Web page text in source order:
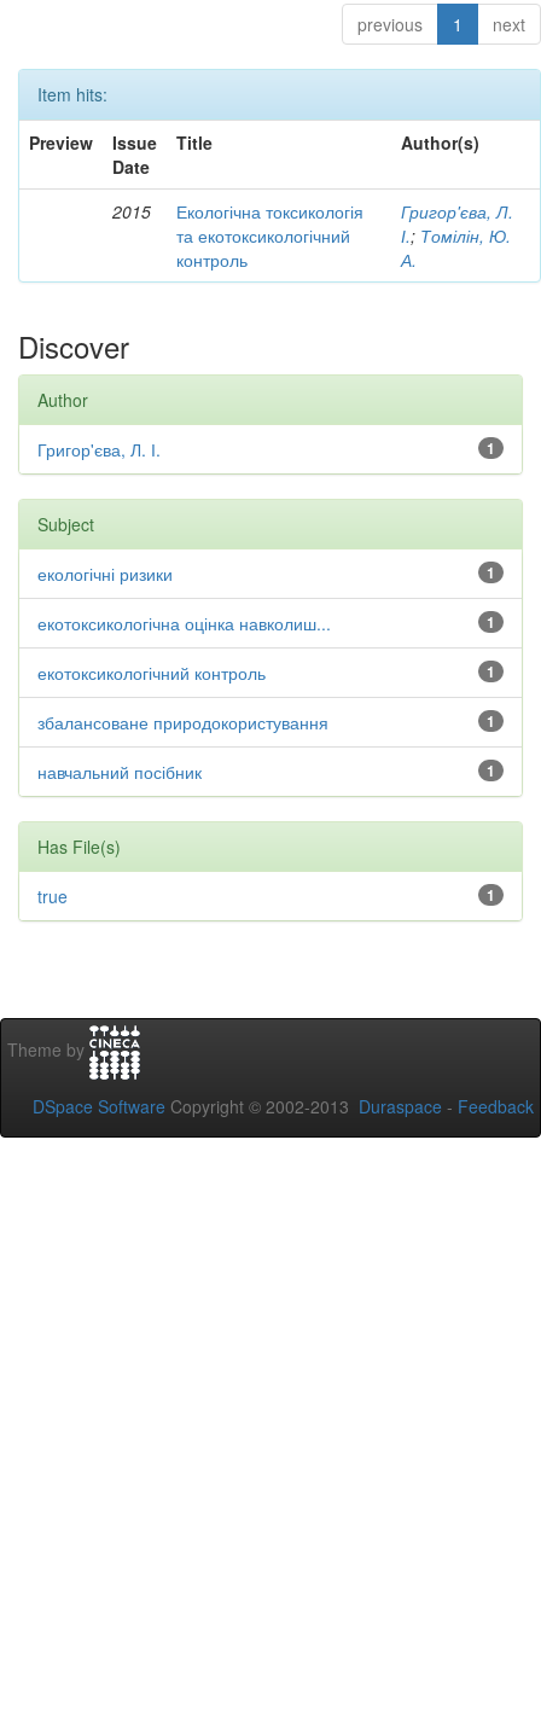
previous 1 next
Item hits:
Preview
Issue
Date
Title Author(s)
2015
Екологічна токсикологія
та екотоксикологічний
контроль
Григор'єва, Л.
І.; Томілін, Ю.
А.
Discover
Author
1
Григор'єва, Л. І.
Subject
1
екологічні ризики
1
екотоксикологічна оцінка навколиш...
1
екотоксикологічний контроль
1
збалансоване природокористування
1
навчальний посібник
Has File(s)
1
true
Theme by
DSpace Software Copyright © 2002-2013 Duraspace - Feedback